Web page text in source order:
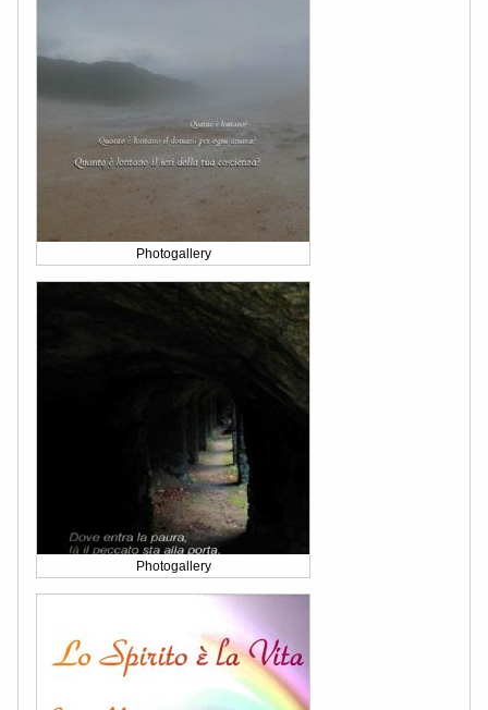
Photogallery
Photogallery